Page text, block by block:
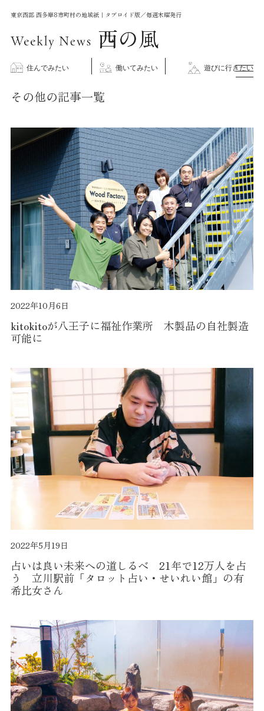
東京西部 西多摩8市町村の地域紙｜タブロイド版／毎週木曜発行
住んでみたい 働いてみたい 遊びに行きたい
その他の記事一覧
2022年10月6日
kitokitoが八王子に福祉作業所 木製品の自社製造
可能に
2022年5月19日
占いは良い未来への道しるべ 21年で12万人を占
う 立川駅前「タロット占い・せいれい館」の有
希比女さん